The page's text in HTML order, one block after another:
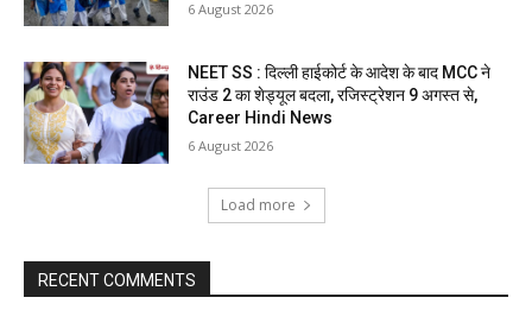
6 August 2026
NEET SS : दिल्ली हाईकोर्ट के आदेश के बाद MCC ने
राउंड 2 का शेड्यूल बदला, रजिस्ट्रेशन 9 अगस्त से,
Career Hindi News
6 August 2026
Load more
RECENT COMMENTS